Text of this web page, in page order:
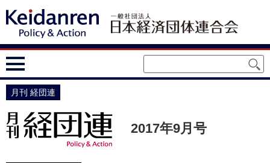
月刊 経団連
2017年9月号